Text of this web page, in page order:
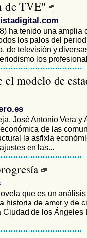
de TVE"
ha tenido una amplia
los palos del
de televisión y
los
modelo de
José Antonio Vera y
de las
la asfixia
en las...
que es un
historia de amor y de
de los Ángeles